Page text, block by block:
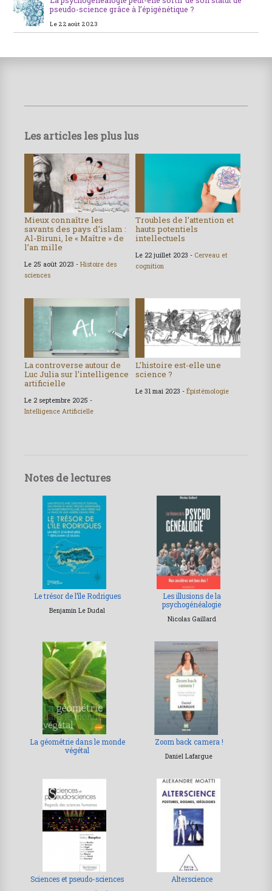
pseudo-science grâce à l’épigénétique ?
Le 22 août 2023
Les articles les plus lus
Mieux connaître les
savants des pays d’islam :
Al-Biruni, le « Maître » de
l’an mille
Le 25 août 2023 - Histoire des
sciences
Troubles de l’attention et
hauts potentiels
intellectuels
Le 22 juillet 2023 - Cerveau et
cognition
La controverse autour de
Luc Julia sur l’intelligence
artificielle
Le 2 septembre 2025 -
Intelligence Artificielle
L’histoire est-elle une
science ?
Le 31 mai 2023 - Épistémologie
Notes de lectures
Le trésor de l’île Rodrigues
Benjamin Le Dudal
Les illusions de la
psychogénéalogie
Nicolas Gaillard
La géométrie dans le monde
végétal
Zoom back camera !
Daniel Lafargue
Sciences et pseudo-sciences Alterscience